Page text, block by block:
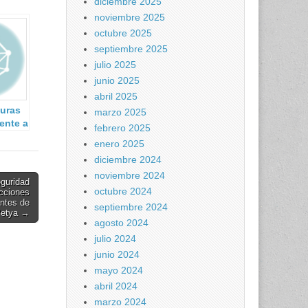
a
de
→
noviembre 2025
octubre 2025
septiembre 2025
julio 2025
junio 2025
abril 2025
marzo 2025
febrero 2025
enero 2025
diciembre 2024
noviembre 2024
octubre 2024
septiembre 2024
agosto 2024
julio 2024
junio 2024
mayo 2024
abril 2024
marzo 2024